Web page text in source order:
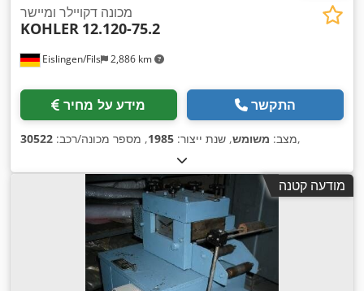
Eislingen/Fils 2,886 km
מכונה דקויילר ומיישר
KOHLER 12.120-75.2
מידע על מחיר התקשר
מצב: משומש, שנת ייצור: 1985, מספר מכונה/רכב: 30522 ,
מודעה קטנה